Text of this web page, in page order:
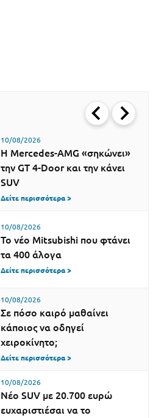
10/08/2026
Η Mercedes-AMG «σηκώνει»
την GT 4-Door και την κάνει
SUV
Δείτε περισσότερα >
10/08/2026
Το νέο Mitsubishi που φτάνει
τα 400 άλογα
Δείτε περισσότερα >
10/08/2026
Σε πόσο καιρό μαθαίνει
κάποιος να οδηγεί
χειροκίνητο;
Δείτε περισσότερα >
10/08/2026
Νέο SUV με 20.700 ευρώ
ευχαριστιέσαι να το